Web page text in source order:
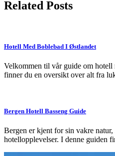
Related Posts
Hotell Med Boblebad I Østlandet
Velkommen til vår guide om
finner du en oversikt over alt fra
Bergen Hotell Basseng Guide
Bergen er kjent for sin vakre
hotellopplevelser. I denne guiden